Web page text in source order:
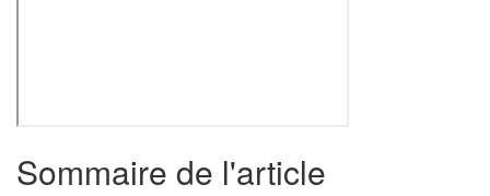
Sommaire de l'article